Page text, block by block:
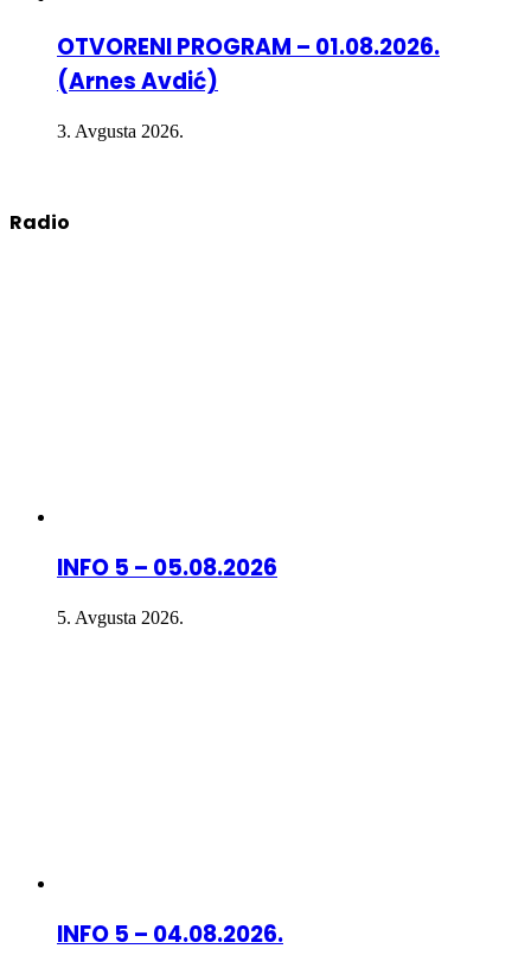
OTVORENI PROGRAM – 01.08.2026.
(Arnes Avdić)
3. Avgusta 2026.
Radio
INFO 5 – 05.08.2026
5. Avgusta 2026.
INFO 5 – 04.08.2026.